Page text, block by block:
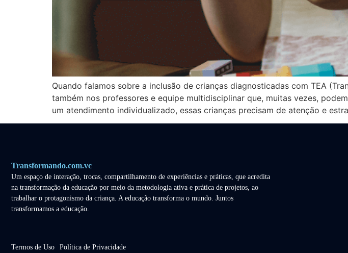
Quando falamos sobre a inclusão de crianças diagnosticadas com TEA
também nos professores e equipe multidisciplinar que, muitas vezes,
um atendimento individualizado, essas crianças precisam de atenção e
Transformando.com.vc
Um espaço de interação, trocas, compartilhamento de experiências e práticas, que acredita
na transformação da educação por meio da metodologia ativa e prática de projetos, ao
trabalhar o protagonismo da criança. A educação transforma o mundo. Juntos
transformamos a educação.
Termos de Uso Política de Privacidade